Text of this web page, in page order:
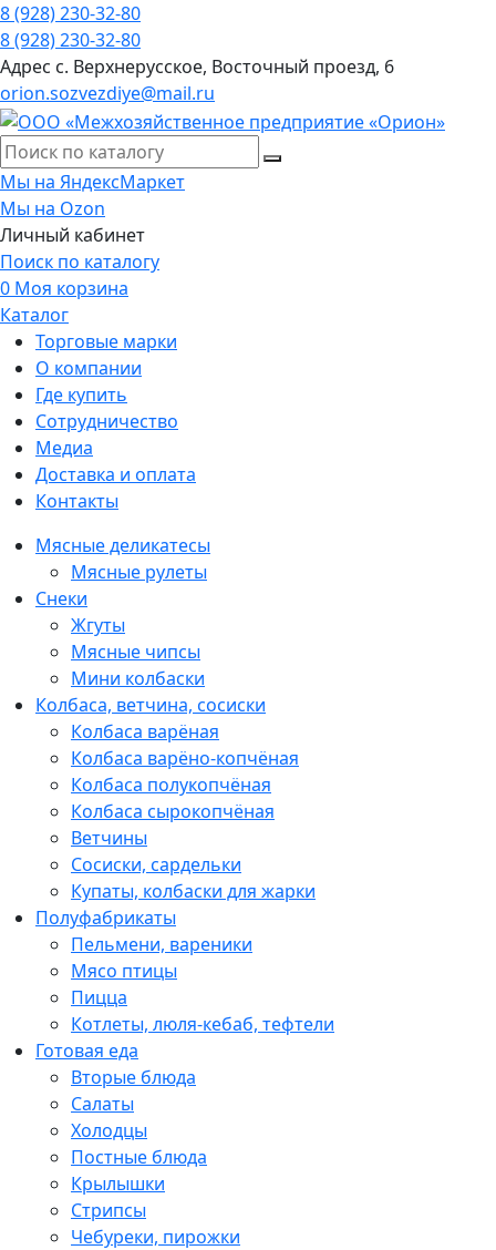
8 (928) 230-32-80
8 (928) 230-32-80
Адрес с. Верхнерусское, Восточный проезд, 6
orion.sozvezdiye@mail.ru
Мы на ЯндексМаркет
Мы на Ozon
Личный кабинет
Поиск по каталогу
0 Моя корзина
Каталог
Торговые марки
О компании
Где купить
Сотрудничество
Медиа
Доставка и оплата
Контакты
Мясные деликатесы
Мясные рулеты
Снеки
Жгуты
Мясные чипсы
Мини колбаски
Колбаса, ветчина, сосиски
Колбаса варёная
Колбаса варёно-копчёная
Колбаса полукопчёная
Колбаса сырокопчёная
Ветчины
Сосиски, сардельки
Купаты, колбаски для жарки
Полуфабрикаты
Пельмени, вареники
Мясо птицы
Пицца
Котлеты, люля-кебаб, тефтели
Готовая еда
Вторые блюда
Салаты
Холодцы
Постные блюда
Крылышки
Стрипсы
Чебуреки, пирожки